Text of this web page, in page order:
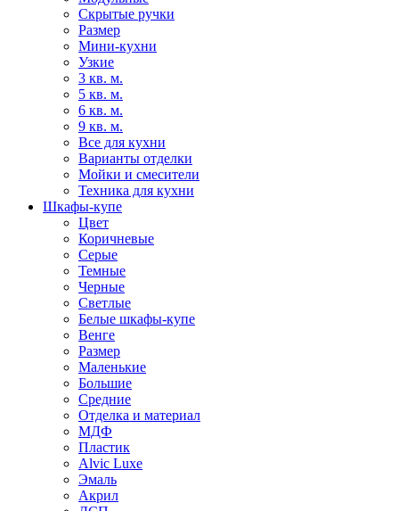
Скрытые ручки
Размер
Мини-кухни
Узкие
3 кв. м.
5 кв. м.
6 кв. м.
9 кв. м.
Все для кухни
Варианты отделки
Мойки и смесители
Техника для кухни
Шкафы-купе
Цвет
Коричневые
Серые
Темные
Черные
Светлые
Белые шкафы-купе
Венге
Размер
Маленькие
Большие
Средние
Отделка и материал
МДФ
Пластик
Alvic Luxe
Эмаль
Акрил